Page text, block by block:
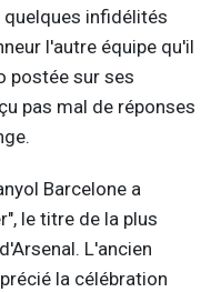
quelques infidélités
l'autre équipe qu'il
postée sur ses
pas mal de réponses
Barcelone a
le titre de la plus
L'ancien
la célébration